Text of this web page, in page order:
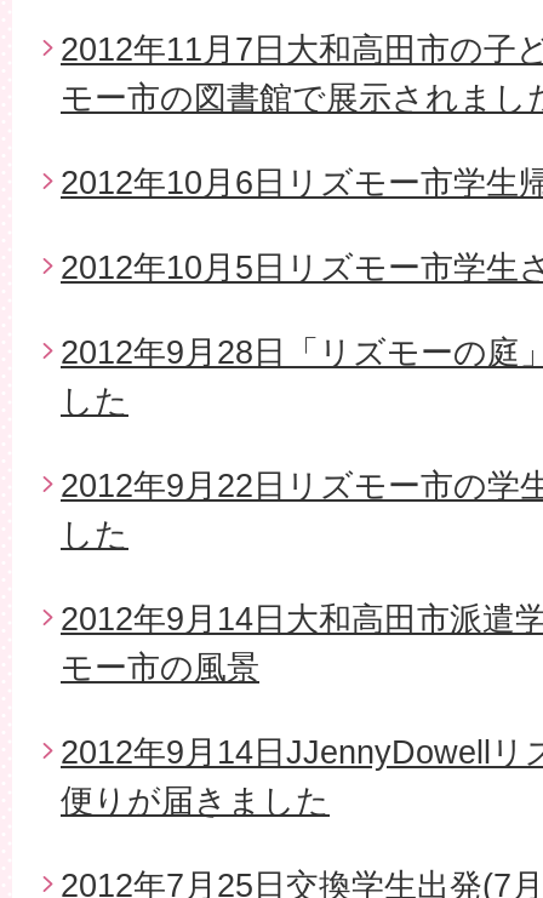
2012年11月7日大和高田市の子
モー市の図書館で展示されまし
2012年10月6日リズモー市学生
2012年10月5日リズモー市学生
2012年9月28日「リズモーの庭
した
2012年9月22日リズモー市の学
した
2012年9月14日大和高田市派遣
モー市の風景
2012年9月14日JJennyDowellリ
便りが届きました
2012年7月25日交換学生出発(7